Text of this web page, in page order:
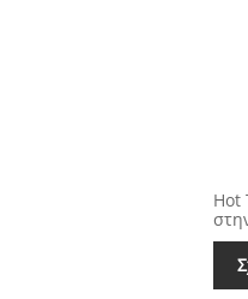
Hot